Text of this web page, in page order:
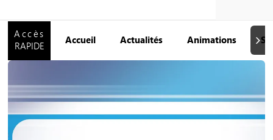
Accès
RAPIDE
Accueil Actualités Animations